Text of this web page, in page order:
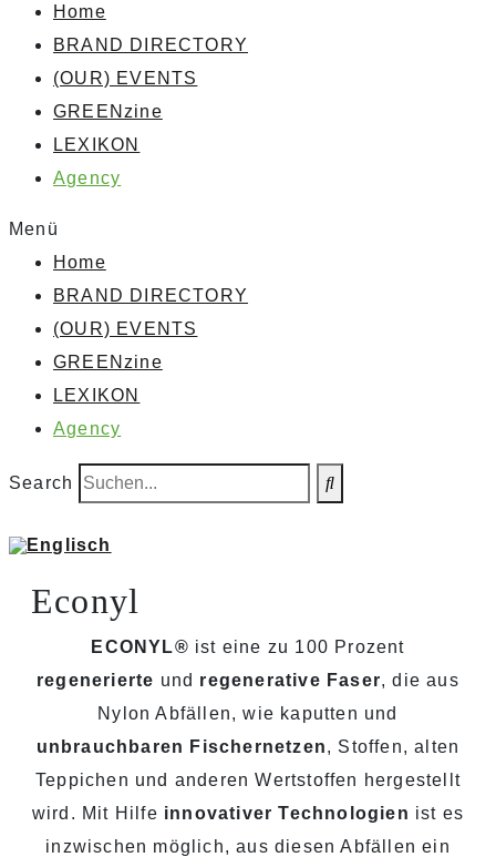
Home
BRAND DIRECTORY
(OUR) EVENTS
GREENzine
LEXIKON
Agency
Menü
Home
BRAND DIRECTORY
(OUR) EVENTS
GREENzine
LEXIKON
Agency
Search
Econyl
ECONYL® ist eine zu 100 Prozent
regenerierte und regenerative Faser, die aus
Nylon Abfällen, wie kaputten und
unbrauchbaren Fischernetzen, Stoffen, alten
Teppichen und anderen Wertstoffen hergestellt
wird. Mit Hilfe innovativer Technologien ist es
inzwischen möglich, aus diesen Abfällen ein